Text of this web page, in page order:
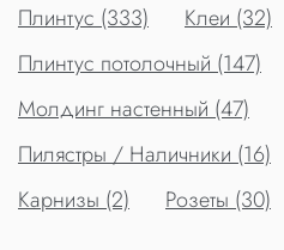
Плинтус (333)
Клеи (32)
Плинтус потолочный (147)
Молдинг настенный (47)
Пилястры / Наличники (16)
Карнизы (2)
Розеты (30)